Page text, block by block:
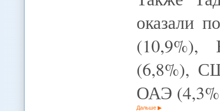
оказали
(10,9%),
(6,8%),
ОАЭ
Дальше